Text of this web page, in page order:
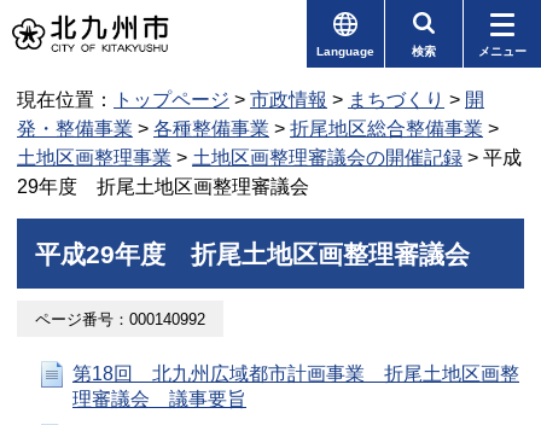
Language 検索 メニュー
現在位置： トップページ > 市政情報 > まちづくり > 開
発・整備事業 > 各種整備事業 > 折尾地区総合整備事業 >
土地区画整理事業 > 土地区画整理審議会の開催記録 > 平成
29年度 折尾土地区画整理審議会
平成29年度 折尾土地区画整理審議会
ページ番号：000140992
第18回 北九州広域都市計画事業 折尾土地区画整
理審議会 議事要旨